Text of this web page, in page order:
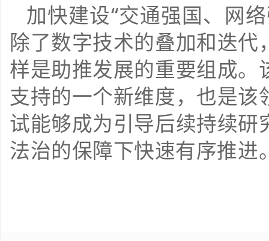
加快建设“交通强国、网
除了数字技术的叠加和迭
样是助推发展的重要组成
支持的一个新维度，也是
试能够成为引导后续持续
法治的保障下快速有序推进